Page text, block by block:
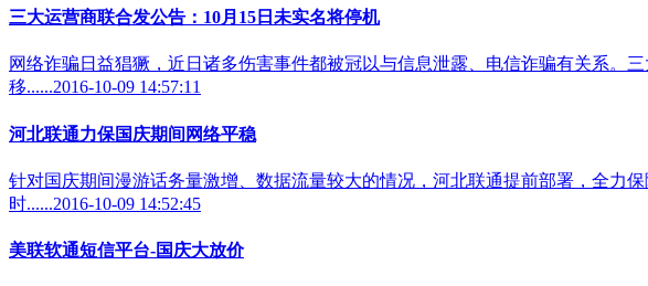
三大运营商联合发公告：10月15日未实名将停机
网络诈骗日益猖獗，近日诸多伤害事件都被冠以与信息泄露、电信诈骗有关系。
移......2016-10-09 14:57:11
河北联通力保国庆期间网络平稳
针对国庆期间漫游话务量激增、数据流量较大的情况，河北联通提前部署，全力
时......2016-10-09 14:52:45
美联软通短信平台-国庆大放价